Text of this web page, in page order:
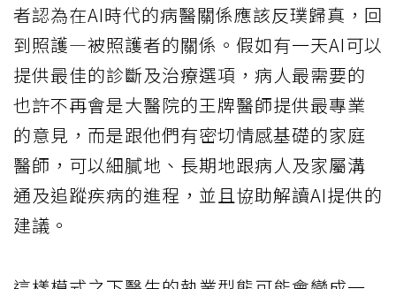
者認為在AI時代的病醫關係應該反璞歸真，回
到照護—被照護者的關係。假如有一天AI可以
提供最佳的診斷及治療選項，病人最需要的
也許不再會是大醫院的王牌醫師提供最專業
的意見，而是跟他們有密切情感基礎的家庭
醫師，可以細膩地、長期地跟病人及家屬溝
通及追蹤疾病的進程，並且協助解讀AI提供的
建議。